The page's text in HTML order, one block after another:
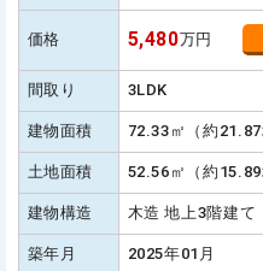
価格 5,480万円
間取り 3LDK
建物面積 72.33㎡（約21.87
土地面積 52.56㎡（約
建物構造 木造 地上3階建て
築年月 2025年01月